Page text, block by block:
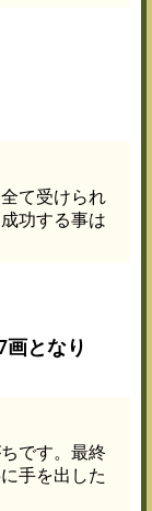
て受けられ
功する事は
となり
です。最終
手を出した